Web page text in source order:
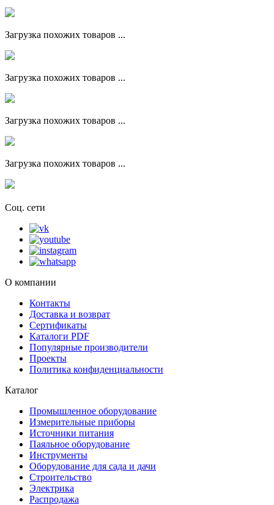
Загрузка похожих товаров ...
Загрузка похожих товаров ...
Загрузка похожих товаров ...
Загрузка похожих товаров ...
Соц. сети
О компании
Контакты
Доставка и возврат
Сертификаты
Каталоги PDF
Популярные производители
Проекты
Политика конфиденциальности
Каталог
Промышленное оборудование
Измерительные приборы
Источники питания
Паяльное оборудование
Инструменты
Оборудование для сада и дачи
Строительство
Электрика
Распродажа